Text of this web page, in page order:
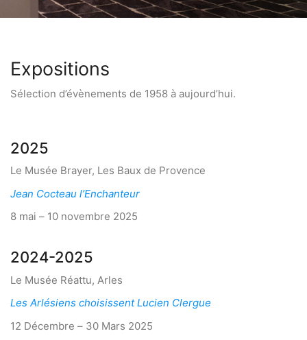
Expositions
Sélection d’évènements de 1958 à aujourd’hui.
2025
Le Musée Brayer, Les Baux de Provence
Jean Cocteau l’Enchanteur
8 mai – 10 novembre 2025
2024-2025
Le Musée Réattu, Arles
Les Arlésiens choisissent Lucien Clergue
12 Décembre – 30 Mars 2025